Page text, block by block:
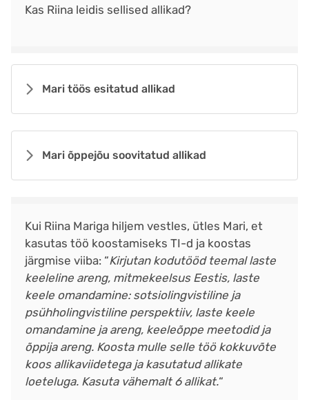
Kas Riina leidis sellised allikad?
Mari töös esitatud allikad
Mari õppejõu soovitatud allikad
Kui Riina Mariga hiljem vestles, ütles Mari, et
kasutas töö koostamiseks TI-d ja koostas
järgmise viiba: “Kirjutan kodutööd teemal laste
keeleline areng, mitmekeelsus Eestis, laste
keele omandamine: sotsiolingvistiline ja
psühholingvistiline perspektiiv, laste keele
omandamine ja areng, keeleõppe meetodid ja
õppija areng. Koosta mulle selle töö kokkuvõte
koos allikaviidetega ja kasutatud allikate
loeteluga. Kasuta vähemalt 6 allikat.“